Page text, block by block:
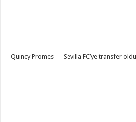
Quincy Promes — Sevilla FC’ye transfer oldu